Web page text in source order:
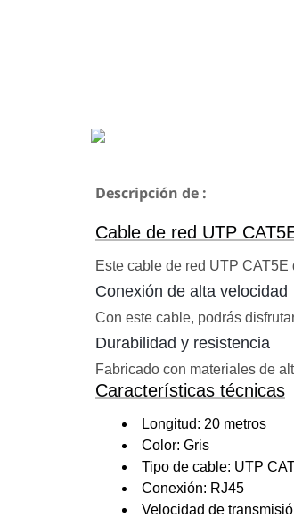
Descripción de :
Cable de red UTP
Este cable de red UTP
Conexión de alta velocidad
Con este cable, podrás
Durabilidad y resistencia
Fabricado con materiales de
Características técnicas
Longitud: 20 metros
Color: Gris
Tipo de cable: UTP
Conexión: RJ45
Velocidad de